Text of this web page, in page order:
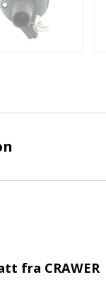
fra CRAWER